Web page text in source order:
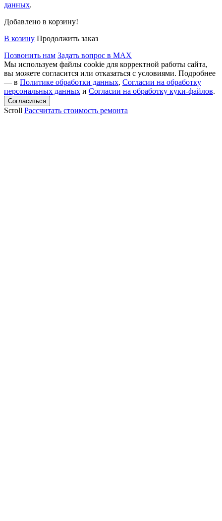
данных.
Добавлено в корзину!
В козину Продолжить заказ
Позвонить нам Задать вопрос в MAX
Мы используем файлы cookie для корректной работы сайта,
вы можете согласится или отказаться с условиями. Подробнее
— в Политике обработки данных, Согласии на обработку
персональных данных и Согласии на обработку куки-файлов.
Scroll Рассчитать стоимость ремонта